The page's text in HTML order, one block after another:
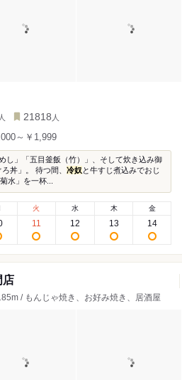
人 21818 人
～￥1,999
し」「五目釜飯（竹）」、そして炊き込み御
丼」。 待つ間、 冷奴 と牛すじ煮込みでおじ
水」を一杯...
火
11
水
12
木
13
金
14
店
/ もんじゃ焼き、お好み焼き、居酒屋